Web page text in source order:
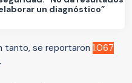
un diagnóstico”
tanto, se reportaron 1.067